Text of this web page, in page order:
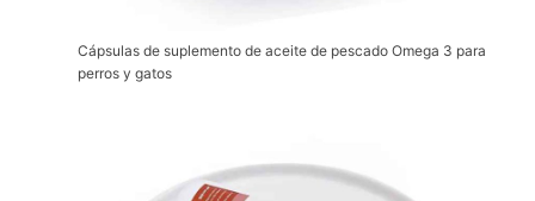
Cápsulas de suplemento de aceite de pescado Omega 3 para
perros y gatos